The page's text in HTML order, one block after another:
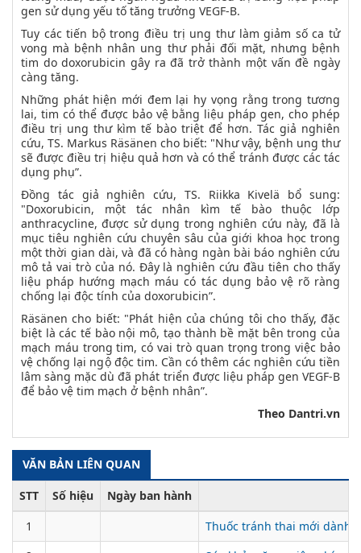
gen sử dụng yếu tố tăng trưởng VEGF-B.
Tuy các tiến bộ trong điều trị ung thư làm giảm số ca tử
vong mà bệnh nhân ung thư phải đối mặt, nhưng bệnh
tim do doxorubicin gây ra đã trở thành một vấn đề ngày
càng tăng.
Những phát hiện mới đem lại hy vọng rằng trong tương
lai, tim có thể được bảo vệ bằng liệu pháp gen, cho phép
điều trị ung thư kìm tế bào triệt để hơn. Tác giả nghiên
cứu, TS. Markus Räsänen cho biết: "Như vậy, bệnh ung thư
sẽ được điều trị hiệu quả hơn và có thể tránh được các tác
dụng phụ”.
Đồng tác giả nghiên cứu, TS. Riikka Kivelä bổ sung:
"Doxorubicin, một tác nhân kìm tế bào thuộc lớp
anthracycline, được sử dụng trong nghiên cứu này, đã là
mục tiêu nghiên cứu chuyên sâu của giới khoa học trong
một thời gian dài, và đã có hàng ngàn bài báo nghiên cứu
mô tả vai trò của nó. Đây là nghiên cứu đầu tiên cho thấy
liệu pháp hướng mạch máu có tác dụng bảo vệ rõ ràng
chống lại độc tính của doxorubicin”.
Räsänen cho biết: "Phát hiện của chúng tôi cho thấy, đặc
biệt là các tế bào nội mô, tạo thành bề mặt bên trong của
mạch máu trong tim, có vai trò quan trọng trong việc bảo
vệ chống lại ngộ độc tim. Cần có thêm các nghiên cứu tiền
lâm sàng mặc dù đã phát triển được liệu pháp gen VEGF-B
để bảo vệ tim mạch ở bệnh nhân”.
Theo Dantri.vn
VĂN BẢN LIÊN QUAN
STT Số hiệu
Ngày ban hành
1
Thuốc tránh thai mới dành